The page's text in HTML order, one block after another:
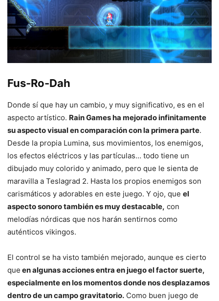
Fus-Ro-Dah
Donde sí que hay un cambio, y muy significativo, es en el
aspecto artístico. Rain Games ha mejorado infinitamente
su aspecto visual en comparación con la primera parte.
Desde la propia Lumina, sus movimientos, los enemigos,
los efectos eléctricos y las partículas… todo tiene un
dibujado muy colorido y animado, pero que le sienta de
maravilla a Teslagrad 2. Hasta los propios enemigos son
carismáticos y adorables en este juego. Y ojo, que el
aspecto sonoro también es muy destacable, con
melodías nórdicas que nos harán sentirnos como
auténticos vikingos.
El control se ha visto también mejorado, aunque es cierto
que en algunas acciones entra en juego el factor suerte,
especialmente en los momentos donde nos desplazamos
dentro de un campo gravitatorio. Como buen juego de